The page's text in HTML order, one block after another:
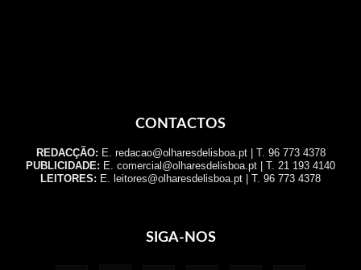
CONTACTOS
REDACÇÃO: E. redacao@olharesdelisboa.pt | T. 96 773 4378
PUBLICIDADE: E. comercial@olharesdelisboa.pt | T. 21 193 4140
LEITORES: E. leitores@olharesdelisboa.pt | T. 96 773 4378
SIGA-NOS